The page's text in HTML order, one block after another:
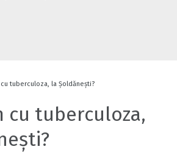
tuberculoza, la Șoldănești?
cu tuberculoza,